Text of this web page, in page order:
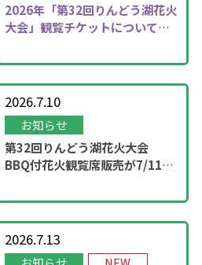
2026年 「第32回りんどう湖花火
大会」観覧チケットについて更
2026.7.10
お知らせ
第32回りんどう湖花火大会
BBQ付花火観覧席販売が7/11
2026.7.13